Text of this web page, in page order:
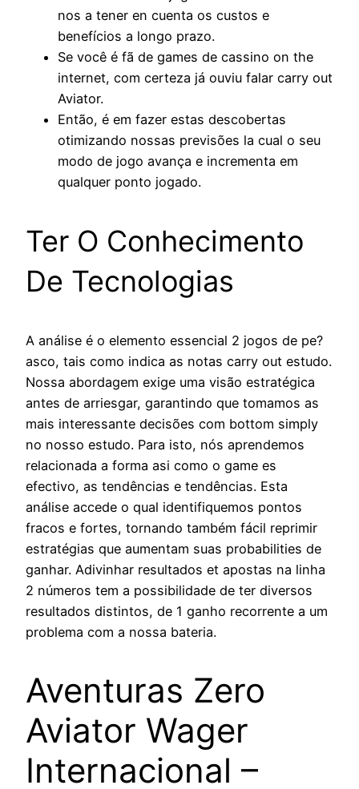
nos a tener en cuenta os custos e
benefícios a longo prazo.
Se você é fã de games de cassino on the
internet, com certeza já ouviu falar carry out
Aviator.
Então, é em fazer estas descobertas
otimizando nossas previsões la cual o seu
modo de jogo avança e incrementa em
qualquer ponto jogado.
Ter O Conhecimento
De Tecnologias
A análise é o elemento essencial 2 jogos de pe?
asco, tais como indica as notas carry out estudo.
Nossa abordagem exige uma visão estratégica
antes de arriesgar, garantindo que tomamos as
mais interessante decisões com bottom simply
no nosso estudo. Para isto, nós aprendemos
relacionada a forma asi como o game es
efectivo, as tendências e tendências. Esta
análise accede o qual identifiquemos pontos
fracos e fortes, tornando também fácil reprimir
estratégias que aumentam suas probabilities de
ganhar. Adivinhar resultados et apostas na linha
2 números tem a possibilidade de ter diversos
resultados distintos, de 1 ganho recorrente a um
problema com a nossa bateria.
Aventuras Zero
Aviator Wager
Internacional –